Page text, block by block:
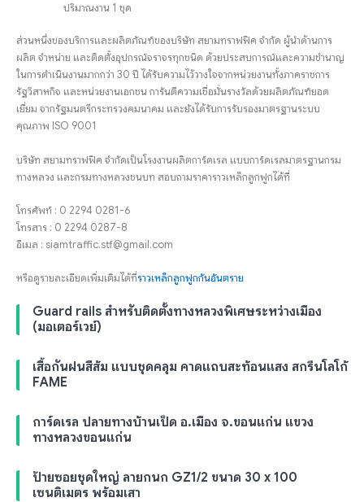
ปริมาณงาน 1 ชุด
ส่วนหนึ่งของบริการและผลิตภัณฑ์ของบริษัท สยามทราฟฟิค จำกัด ผู้นำด้านการ
ผลิต จำหน่าย และติดตั้งอุปกรณ์จราจรทุกชนิด ด้วยประสบการณ์และความชำนาญ
ในการดำเนินงานมากกว่า 30 ปี ได้รับความไว้วางใจจากหน่วยงานทั้งภาคราชการ
รัฐวิสาหกิจ และหน่วยงานเอกชน การันตีความเชื่อมั่นรางวัลด้วยผลิตภัณฑ์ยอด
เยี่ยม จากรัฐมนตรีกระทรวงคมนาคม และยังได้รับการรับรองมาตรฐานระบบ
คุณภาพ ISO 9001
บริษัท สยามทราฟฟิค จำกัดเป็นโรงงานผลิตการ์ดเรล แบบการ์ดเรลมาตรฐานกรม
ทางหลวง และกรมทางหลวงชนบท สอบถามราคาราวเหล็กลูกฟูกได้ที่
โทรศัพท์ : 0 2294 0281-6
โทรสาร : 0 2294 0287-8
อีเมล : siamtraffic.stf@gmail.com
หรือดูรายละเอียดเพิ่มเติมได้ที่ราวเหล็กลูกฟูกกันอันตราย
Guard rails สำหรับติดตั้งทางหลวงพิเศษระหว่างเมือง
(มอเตอร์เวย์)
เสื้อกันฝนสีส้ม แบบชุดคลุม คาดแถบสะท้อนแสง สกรีนโลโก้
FAME
การ์ดเรล ปลายทางบ้านเป็ด อ.เมือง จ.ขอนแก่น แขวง
ทางหลวงขอนแก่น
ป้ายซอยชุดใหญ่ ลายกนก GZ1/2 ขนาด 30 x 100
เซนติเมตร พร้อมเสา